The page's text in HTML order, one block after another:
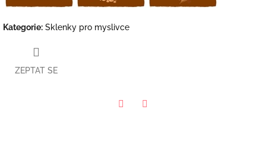
Kategorie: Sklenky pro myslivce
ZEPTAT SE